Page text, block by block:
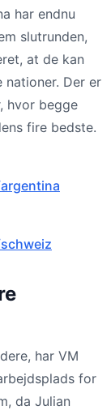
har endnu
slutrunden,
at de kan
Der er
hvor begge
fire bedste.
har VM
for
da Julian